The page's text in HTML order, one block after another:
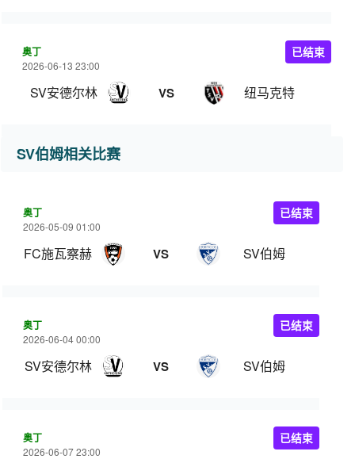
奥丁
2026-06-13 23:00
SV安德尔林 VS 纽马克特
已结束
SV伯姆相关比赛
奥丁
2026-05-09 01:00
FC施瓦察赫 VS SV伯姆
已结束
奥丁
2026-06-04 00:00
SV安德尔林 VS SV伯姆
已结束
奥丁
2026-06-07 23:00
已结束